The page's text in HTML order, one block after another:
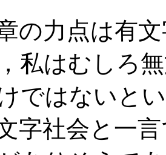
の力点は有文
私はむしろ
ではないと
字社会と一